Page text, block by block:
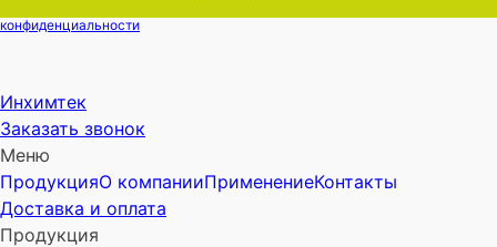
конфиденциальности
Инхимтек
Заказать звонок
Меню
ПродукцияО компанииПрименениеКонтакты
Доставка и оплата
Продукция